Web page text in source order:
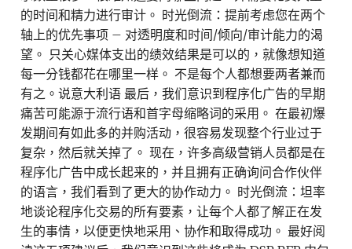
的时间和精力进行审计。 时光倒流：提前考虑您在两个
轴上的优先事项 – 对透明度和时间/倾向/审计能力的渴
望。 只关心媒体支出的绩效结果是可以的，就像想知道
每一分钱都花在哪里一样。 不是每个人都想要两者兼而
有之。说意大利语 最后，我们意识到程序化广告的早期
痛苦可能源于流行语和首字母缩略词的采用。 在最初爆
发期间有如此多的并购活动，很容易发现整个行业过于
复杂，然后就关掉了。 现在，许多高级营销人员都是在
程序化广告中成长起来的，并且拥有正确询问合作伙伴
的语言，我们看到了更大的协作动力。 时光倒流：坦率
地谈论程序化交易的所有要素，让每个人都了解正在发
生的事情，以便更快地采用、协作和取得成功。 最好阅